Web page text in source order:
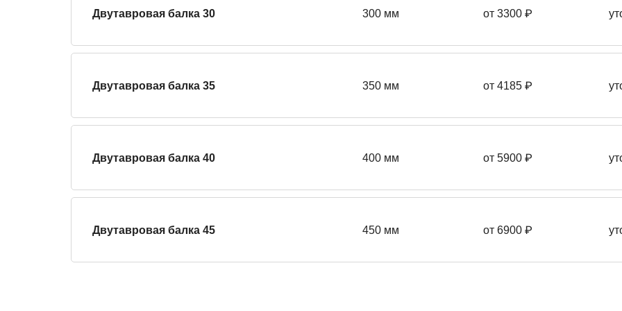
Двутавровая балка 30 300 мм от 3300 ₽
Двутавровая балка 35 350 мм от 4185 ₽
Двутавровая балка 40 400 мм от 5900 ₽
Двутавровая балка 45 450 мм от 6900 ₽